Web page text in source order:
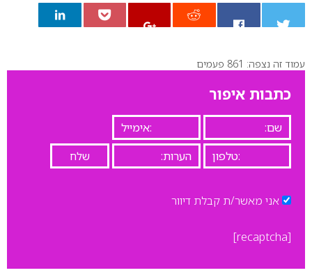
0
עמוד זה נצפה: 861 פעמים
כתבות איפור
אני מאשר/ת קבלת דיוור
[recaptcha]